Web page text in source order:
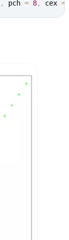
, pch = 8, cex =